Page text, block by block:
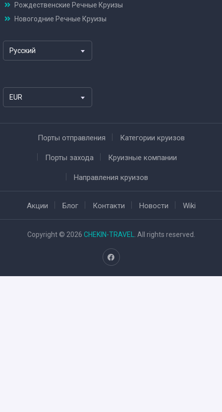
Рождественские Речные Круизы
Новогодние Речные Круизы
Русский
EUR
Порты отправления Категории круизов
Порты захода Круизные компании
Направления круизов
Акции Блог Контакти Новости Wiki
Copyright © 2026 CHEKIN-TRAVEL . All rights reserved.